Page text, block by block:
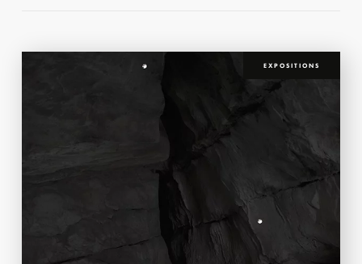
EXPOSITIONS